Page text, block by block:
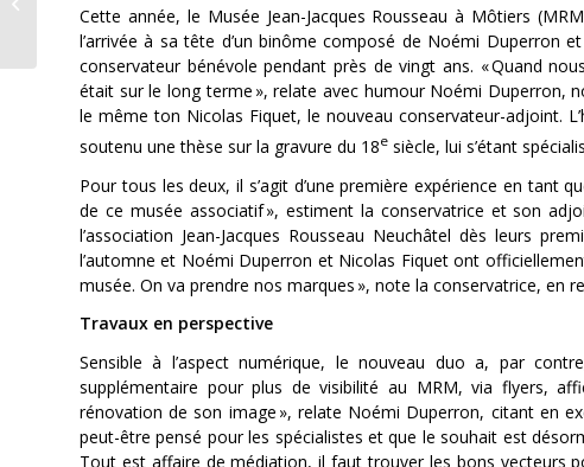
Cette année, le Musée Jean-Jacques Rousseau à Môtiers
l’arrivée à sa tête d’un binôme composé de Noémi Duperron
conservateur bénévole pendant près de vingt ans. « Quand
était sur le long terme », relate avec humour Noémi Duperron,
le même ton Nicolas Fiquet, le nouveau conservateur-adjoint.
soutenu une thèse sur la gravure du 18e siècle, lui s’étant
Pour tous les deux, il s’agit d’une première expérience en tant
de ce musée associatif», estiment la conservatrice et son
l’association Jean-Jacques Rousseau Neuchâtel dès leurs
l’automne et Noémi Duperron et Nicolas Fiquet ont
musée. On va prendre nos marques », note la conservatrice, en
Travaux en perspective
Sensible à l’aspect numérique, le nouveau duo a, par
supplémentaire pour plus de visibilité au MRM, via flyers,
rénovation de son image », relate Noémi Duperron, citant en
peut-être pensé pour les spécialistes et que le souhait est
Tout est affaire de médiation, il faut trouver les bons vecteurs
approvisionnement en
électricité